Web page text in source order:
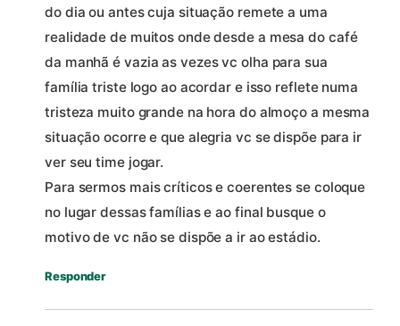
do dia ou antes cuja situação remete a uma
realidade de muitos onde desde a mesa do café
da manhã é vazia as vezes vc olha para sua
família triste logo ao acordar e isso reflete numa
tristeza muito grande na hora do almoço a mesma
situação ocorre e que alegria vc se dispõe para ir
ver seu time jogar.
Para sermos mais críticos e coerentes se coloque
no lugar dessas famílias e ao final busque o
motivo de vc não se dispõe a ir ao estádio.
Responder